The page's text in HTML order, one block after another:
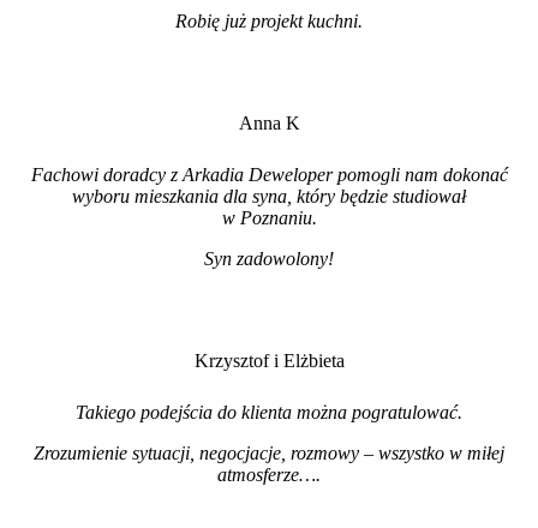
Robię już projekt kuchni.
Anna K
Fachowi doradcy z Arkadia Deweloper pomogli nam dokonać
wyboru mieszkania dla syna, który będzie studiował
w Poznaniu.
Syn zadowolony!
Krzysztof i Elżbieta
Takiego podejścia do klienta można pogratulować.
Zrozumienie sytuacji, negocjacje, rozmowy – wszystko w miłej
atmosferze….